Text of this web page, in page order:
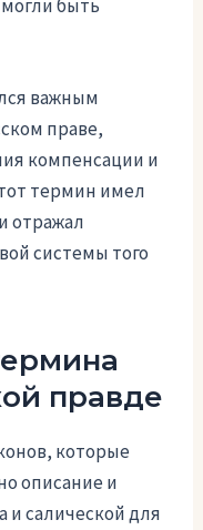
быть
важным
праве,
компенсации и
термин имел
отражал
системы того
правде
которые
описание и
и салической для